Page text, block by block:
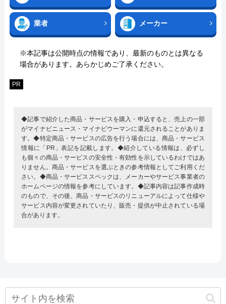
業者 メーカー
※本記事は公開時点の情報であり、最新のものとは異なる
場合があります。あらかじめご了承ください。
PR
◆記事で紹介した商品・サービスを購入・申込すると、売上の一部
がマイナビニュース・マイナビウーマンに還元されることがありま
す。◆特定商品・サービスの広告を行う場合には、商品・サービス
情報に「PR」表記を記載します。◆紹介している情報は、必ずし
も個々の商品・サービスの安全性・有効性を示しているわけではあ
りません。商品・サービスを選ぶときの参考情報としてご利用くだ
さい。◆商品・サービススペックは、メーカーやサービス事業者の
ホームページの情報を参考にしています。◆記事内容は記事作成時
のもので、その後、商品・サービスのリニューアルによって仕様や
サービス内容が変更されていたり、販売・提供が中止されている場
合があります。